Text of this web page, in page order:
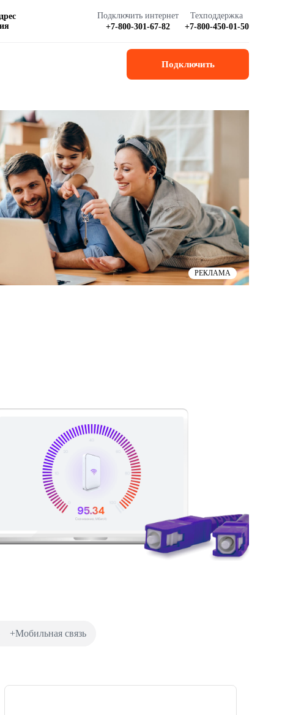
Подключить интернет
+7-800-301-67-82
Техподдержка
+7-800-450-01-50
Подключить
РЕКЛАМА
+Мобильная связь